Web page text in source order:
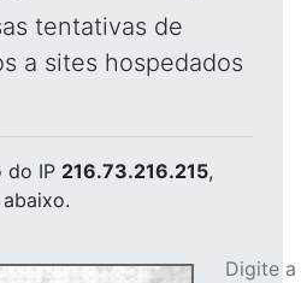
tentativas de
a sites hospedados
do IP 216.73.216.215,
Digite